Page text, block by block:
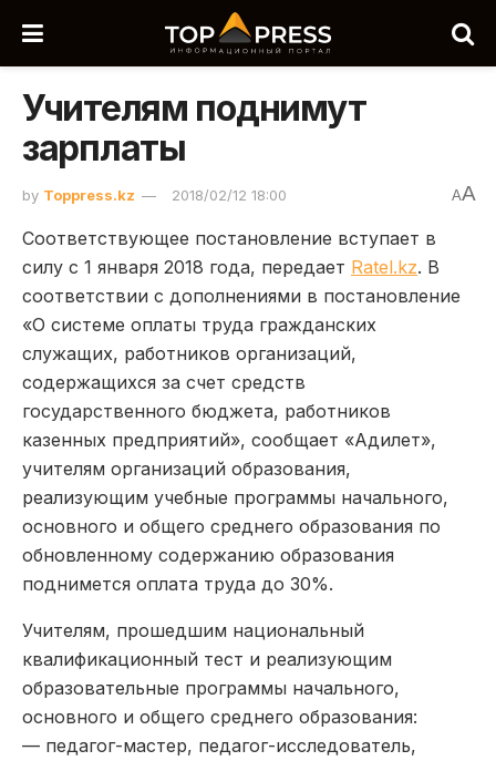
Учителям поднимут
зарплаты
by Toppress.kz 2018/02/12 18:00 AA
Соответствующее постановление вступает в
силу с 1 января 2018 года, передает Ratel.kz. В
соответствии с дополнениями в постановление
«О системе оплаты труда гражданских
служащих, работников организаций,
содержащихся за счет средств
государственного бюджета, работников
казенных предприятий», сообщает «Адилет»,
учителям организаций образования,
реализующим учебные программы начального,
основного и общего среднего образования по
обновленному содержанию образования
поднимется оплата труда до 30%.
Учителям, прошедшим национальный
квалификационный тест и реализующим
образовательные программы начального,
основного и общего среднего образования:
— педагог-мастер, педагог-исследователь,